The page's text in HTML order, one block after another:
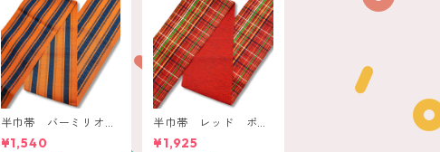
半巾帯 バーミリオン
オレンジ ネイビー縞
¥1,540
半巾帯 レッド ポッ
プチェック
¥1,925